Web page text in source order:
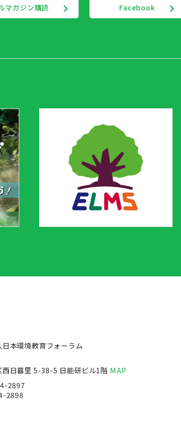
マガジン購読 Facebook
本環境教育フォーラム
西日暮里 5-38-5 日能研ビル1階 MAP
2897
2898